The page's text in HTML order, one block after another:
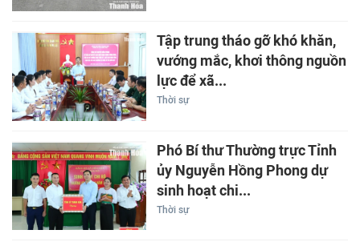
Tập trung tháo gỡ khó khăn,
vướng mắc, khơi thông nguồn
lực để xã...
Thời sự
Phó Bí thư Thường trực Tỉnh
ủy Nguyễn Hồng Phong dự
sinh hoạt chi...
Thời sự